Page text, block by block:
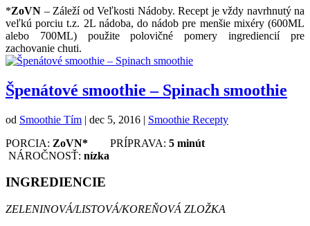
*ZoVN – Záleží od Veľkosti Nádoby. Recept je vždy navrhnutý na
veľkú porciu t.z. 2L nádoba, do nádob pre menšie mixéry (600ML
alebo 700ML) použite polovičné pomery ingrediencií pre
zachovanie chuti.
Špenátové smoothie – Spinach smoothie
od Smoothie Tím | dec 5, 2016 | Smoothie Recepty
PORCIA: ZoVN* PRÍPRAVA: 5 minút
NÁROČNOSŤ: nízka
INGREDIENCIE
ZELENINOVÁ/LISTOVÁ/KOREŇOVÁ ZLOŽKA